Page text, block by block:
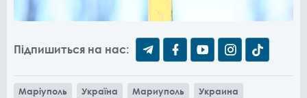
Підпишиться на нас:
Маріуполь Україна Мариуполь Украина